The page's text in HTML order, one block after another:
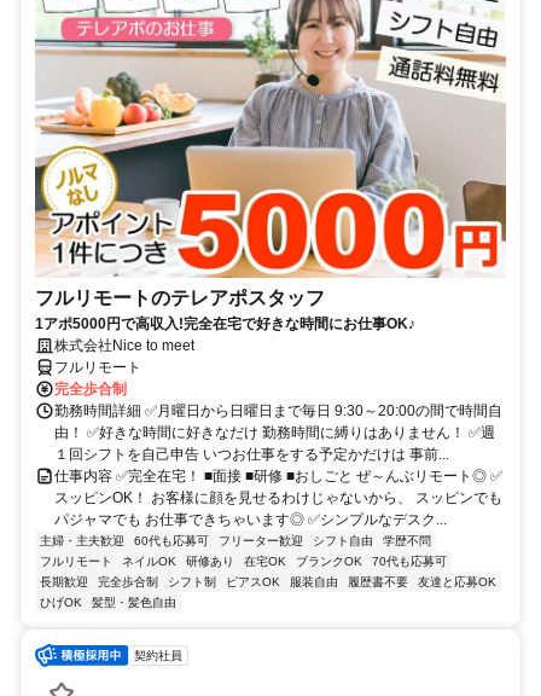
フルリモートのテレアポスタッフ
1アポ5000円で高収入!完全在宅で好きな時間にお仕事OK♪
株式会社Nice to meet
フルリモート
完全歩合制
勤務時間詳細 ✅月曜日から日曜日まで毎日 9:30～20:00の間で時間自
由！ ✅好きな時間に好きなだけ 勤務時間に縛りはありません！ ✅週
１回シフトを自己申告 いつお仕事をする予定かだけは 事前...
仕事内容 ✅完全在宅！ ■面接 ■研修 ■おしごと ぜ～んぶリモート◎ ✅
スッピンOK！ お客様に顔を見せるわけじゃないから、 スッピンでも
パジャマでも お仕事できちゃいます◎ ✅シンプルなデスク...
主婦・主夫歓迎 60代も応募可 フリーター歓迎 シフト自由
学歴不問
フルリモート
ネイルOK 研修あり 在宅OK ブランクOK
70代も応募可
長期歓迎
完全歩合制 シフト制 ピアスOK 服装自由 履歴書不要
友達と応募OK
ひげOK
髪型・髪色自由
契約社員